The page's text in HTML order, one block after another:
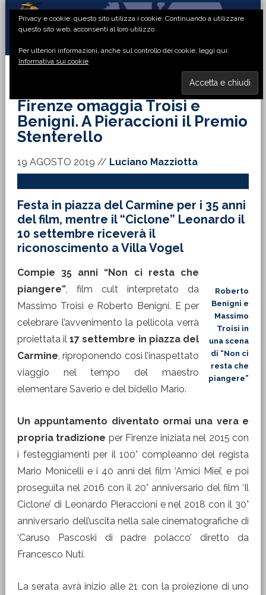
Passa
primaria
Passa
principale
Passa
laterale
Passa
di
Firenze omaggia Troisi e
Benigni. A Pieraccioni il Premio
Stenterello
19 AGOSTO 2019 // Luciano Mazziotta
Festa in piazza del Carmine per i 35 anni
del film, mentre il “Ciclone” Leonardo il
10 settembre riceverà il
riconoscimento a Villa Vogel
Roberto
Benigni e
Massimo
Troisi in
una scena
di “Non ci
resta che
piangere”
Compie 35 anni “Non ci resta che
piangere”, film cult interpretato da
Massimo Troisi e Roberto Benigni. E per
celebrare l’avvenimento la pellicola verrà
proiettata il17 settembre in piazza del
Carmine, riproponendo cosi l’inaspettato
viaggio nel tempo del maestro
elementare Saverio e del bidello Mario.
Un appuntamento diventato ormai una vera e
propria tradizione per Firenze iniziata nel 2015 con
i festeggiamenti per il 100° compleanno del regista
Mario Monicelli e i 40 anni del film ‘Amici Miei’, e poi
proseguita nel 2016 con il 20° anniversario del film ‘Il
Ciclone’ di Leonardo Pieraccioni e nel 2018 con il 30°
anniversario dell’uscita nella sale cinematografiche di
‘Caruso Pascoski di padre polacco’ diretto da
Francesco Nuti.
La serata avrà inizio alle 21 con la proiezione di uno
Privacy e cookie: questo sito utilizza i cookie. Continuando a utilizzare
questo sito web, acconsenti al loro utilizzo.
Per ulteriori informazioni, anche sul controllo dei cookie, leggi qui:
Informativa sui cookie